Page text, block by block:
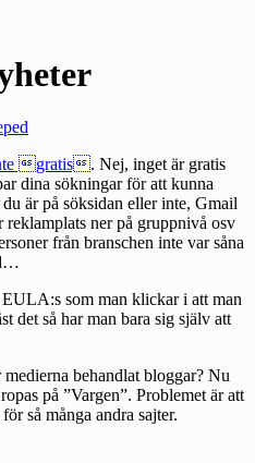
gratis . Nej, inget är gratis
dina sökningar för att kunna
är på söksidan eller inte, Gmail
ner på gruppnivå osv
från branschen inte var såna
som man klickar i att man
det så har man bara sig själv att
behandlat bloggar? Nu
på ”Vargen”. Problemet är att
så många andra sajter.